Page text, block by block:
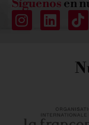
Síguenos en